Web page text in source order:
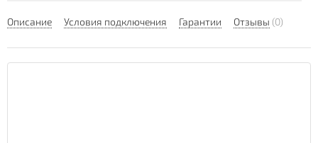
Описание Условия подключения Гарантии Отзывы (0)